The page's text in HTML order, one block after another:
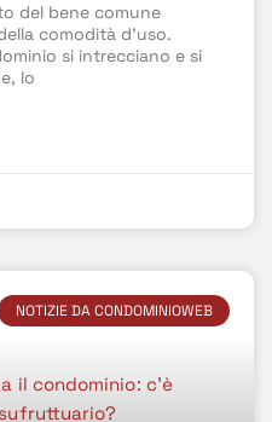
del bene comune
comodità d’uso.
si intrecciano e si
lo
NOTIZIE DA CONDOMINIOWEB